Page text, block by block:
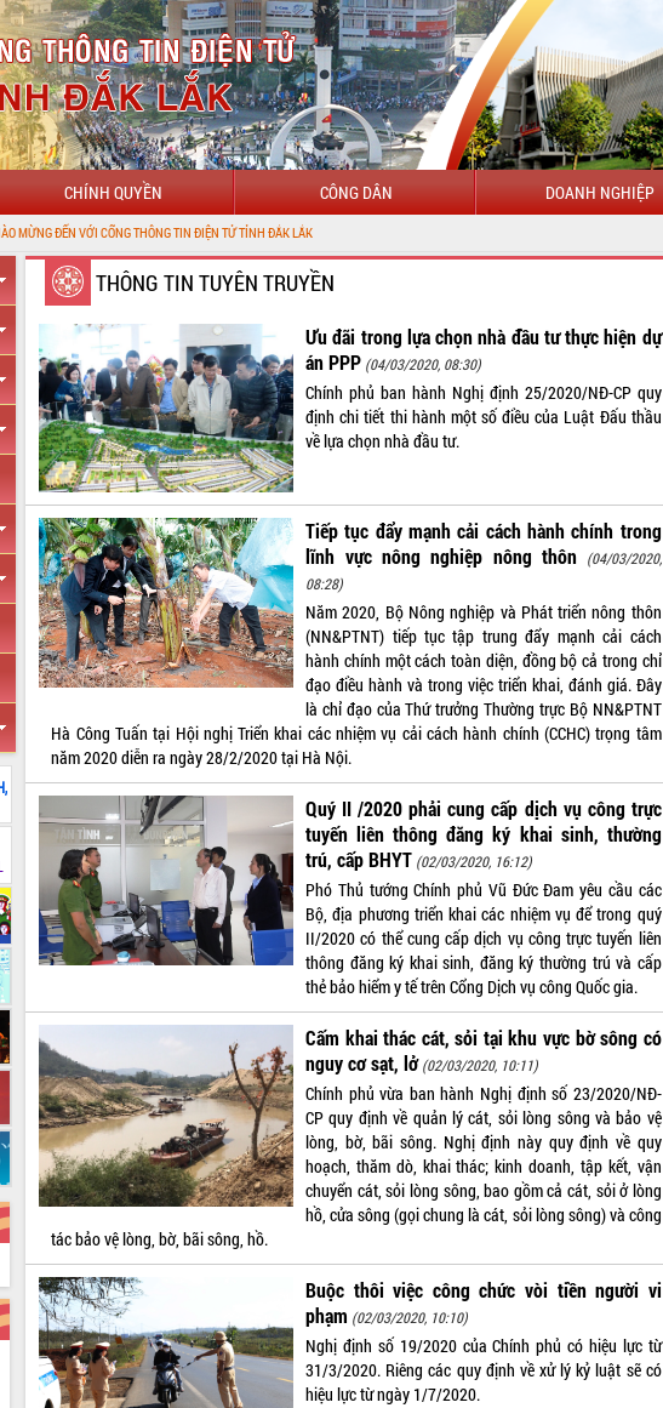
CHÍNH QUYỀN CÔNG DÂN DOANH NGHIỆP
VỚI CỔNG THÔNG TIN ĐIỆN TỬ TỈNH ĐẮK LẮK
THÔNG TIN TUYÊN TRUYỀN
Ưu đãi trong lựa chọn nhà đầu tư thực hiện dự
án PPP (04/03/2020, 08:30)
Chính phủ ban hành Nghị định 25/2020/NĐ-CP quy
định chi tiết thi hành một số điều của Luật Đấu thầu
về lựa chọn nhà đầu tư.
Tiếp tục đẩy mạnh cải cách hành chính trong
lĩnh vực nông nghiệp nông thôn (04/03/2020,
08:28)
Năm 2020, Bộ Nông nghiệp và Phát triển nông thôn
(NN&PTNT) tiếp tục tập trung đẩy mạnh cải cách
hành chính một cách toàn diện, đồng bộ cả trong chỉ
đạo điều hành và trong việc triển khai, đánh giá. Đây
là chỉ đạo của Thứ trưởng Thường trực Bộ NN&PTNT
Hà Công Tuấn tại Hội nghị Triển khai các nhiệm vụ cải cách hành chính (CCHC) trọng tâm
năm 2020 diễn ra ngày 28/2/2020 tại Hà Nội.
Quý II /2020 phải cung cấp dịch vụ công trực
tuyến liên thông đăng ký khai sinh, thường
trú, cấp BHYT (02/03/2020, 16:12)
Phó Thủ tướng Chính phủ Vũ Đức Đam yêu cầu các
Bộ, địa phương triển khai các nhiệm vụ để trong quý
II/2020 có thể cung cấp dịch vụ công trực tuyến liên
thông đăng ký khai sinh, đăng ký thường trú và cấp
thẻ bảo hiểm y tế trên Cổng Dịch vụ công Quốc gia.
Cấm khai thác cát, sỏi tại khu vực bờ sông có
nguy cơ sạt, lở (02/03/2020, 10:11)
Chính phủ vừa ban hành Nghị định số 23/2020/NĐ-
CP quy định về quản lý cát, sỏi lòng sông và bảo vệ
lòng, bờ, bãi sông. Nghị định này quy định về quy
hoạch, thăm dò, khai thác; kinh doanh, tập kết, vận
chuyển cát, sỏi lòng sông, bao gồm cả cát, sỏi ở lòng
hồ, cửa sông (gọi chung là cát, sỏi lòng sông) và công
tác bảo vệ lòng, bờ, bãi sông, hồ.
Buộc thôi việc công chức vòi tiền người vi
phạm (02/03/2020, 10:10)
Nghị định số 19/2020 của Chính phủ có hiệu lực từ
31/3/2020. Riêng các quy định về xử lý kỷ luật sẽ có
hiệu lực từ ngày 1/7/2020.